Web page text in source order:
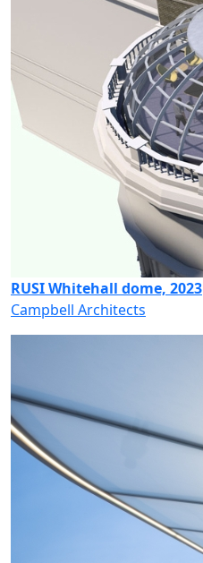
RUSI Whitehall dome, 2023
Campbell Architects